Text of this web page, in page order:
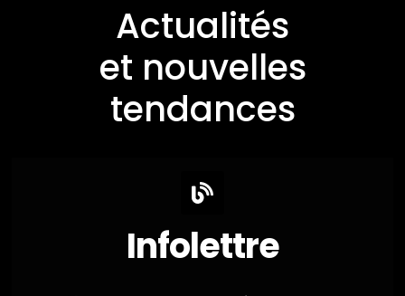
Actualités
et nouvelles
tendances
Infolettre